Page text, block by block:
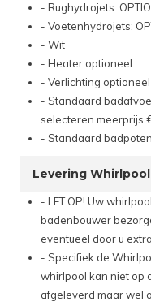
- Rughydrojets:
- Voetenhydrojets:
- Wit
- Heater optioneel
- Verlichting optioneel
- Standaard
selecteren meerprijs
- Standaard
Levering
- LET OP! Uw
badenbouwer
eventueel door u
- Specifiek de
whirlpool kan niet op
afgeleverd maar wel